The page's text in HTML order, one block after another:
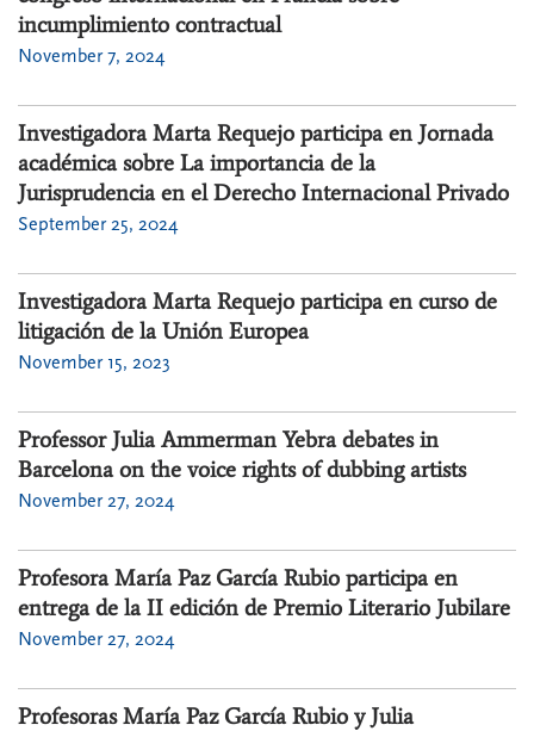
incumplimiento contractual
November 7, 2024
Investigadora Marta Requejo participa en Jornada
académica sobre La importancia de la
Jurisprudencia en el Derecho Internacional Privado
September 25, 2024
Investigadora Marta Requejo participa en curso de
litigación de la Unión Europea
November 15, 2023
Professor Julia Ammerman Yebra debates in
Barcelona on the voice rights of dubbing artists
November 27, 2024
Profesora María Paz García Rubio participa en
entrega de la II edición de Premio Literario Jubilare
November 27, 2024
Profesoras María Paz García Rubio y Julia